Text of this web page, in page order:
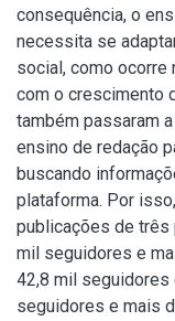
consequência, o
necessita se
social, como ocorre
com o crescimento
também passaram
ensino de redação
buscando
plataforma. Por
publicações de três
mil seguidores e
42,8 mil seguidores
seguidores e mais